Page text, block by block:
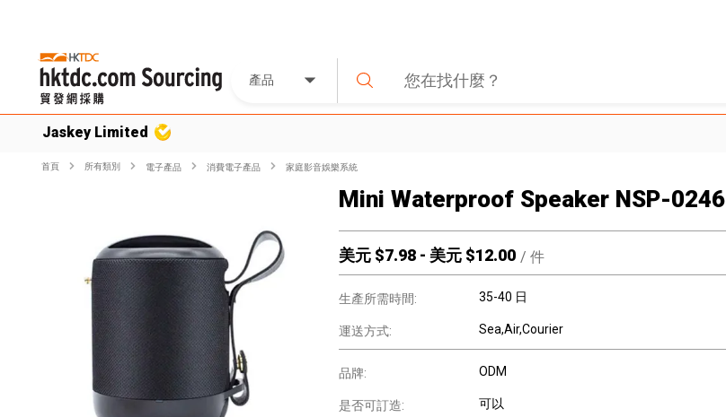
產品
Jaskey Limited
首頁 所有類別 電子產品 消費電子產品 家庭影音娛樂系統
Mini Waterproof Speaker NSP-0246
美元 $7.98 - 美元 $12.00 / 件
生產所需時間: 35-40 日
運送方式: Sea,Air,Courier
品牌: ODM
是否可訂造: 可以